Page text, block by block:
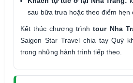
sau bữa trưa hoặc theo điểm hẹn
Kết thúc chương trìnhtour Nha
Saigon Star Travel chia tay Quý
trong những hành trình tiếp theo.